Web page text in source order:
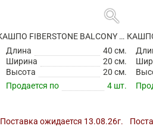
search
КАШПО FIBERSTONE BALCONY XS GLOSSY WHITE
Длина
40 см.
Ширина
20 см.
Высота
20 см.
Продается по
4 шт.
Поставка ожидается 13.08.26г.